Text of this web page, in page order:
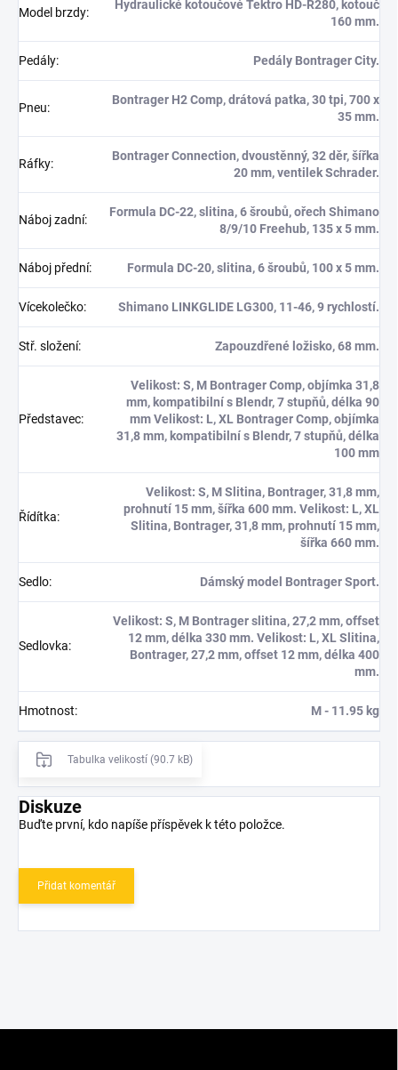
Model brzdy:
Hydraulické kotoučové Tektro HD-R280, kotouč
160 mm.
Pedály: Pedály Bontrager City.
Pneu:
Bontrager H2 Comp, drátová patka, 30 tpi, 700 x
35 mm.
Ráfky:
Bontrager Connection, dvoustěnný, 32 děr, šířka
20 mm, ventilek Schrader.
Náboj zadní:
Formula DC-22, slitina, 6 šroubů, ořech Shimano
8/9/10 Freehub, 135 x 5 mm.
Náboj přední: Formula DC-20, slitina, 6 šroubů, 100 x 5 mm.
Vícekolečko: Shimano LINKGLIDE LG300, 11-46, 9 rychlostí.
Stř. složení: Zapouzdřené ložisko, 68 mm.
Představec:
Velikost: S, M Bontrager Comp, objímka 31,8
mm, kompatibilní s Blendr, 7 stupňů, délka 90
mm Velikost: L, XL Bontrager Comp, objímka
31,8 mm, kompatibilní s Blendr, 7 stupňů, délka
100 mm
Řídítka:
Velikost: S, M Slitina, Bontrager, 31,8 mm,
prohnutí 15 mm, šířka 600 mm. Velikost: L, XL
Slitina, Bontrager, 31,8 mm, prohnutí 15 mm,
šířka 660 mm.
Sedlo: Dámský model Bontrager Sport.
Sedlovka:
Velikost: S, M Bontrager slitina, 27,2 mm, offset
12 mm, délka 330 mm. Velikost: L, XL Slitina,
Bontrager, 27,2 mm, offset 12 mm, délka 400
mm.
Hmotnost: M - 11.95 kg
Tabulka velikostí (90.7 kB)
Diskuze
Buďte první, kdo napíše příspěvek k této položce.
Přidat komentář